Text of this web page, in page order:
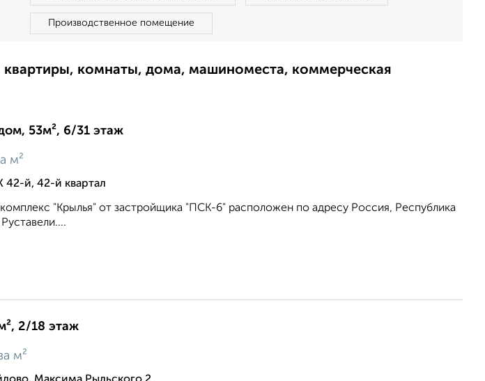
Производственное помещение
комнаты, дома, машиноместа, коммерческая
53м², 6/31 этаж
м²
й, 42-й квартал
"Крылья" от застройщика "ПСК-6" расположен по адресу Россия, Республика
2/18 этаж
м²